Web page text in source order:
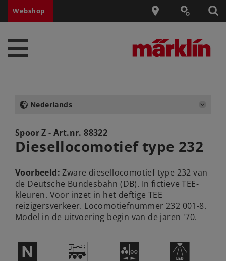
Webshop
Nederlands
Spoor Z - Art.nr.88322
Diesellocomotief type 232
Voorbeeld: Zware diesellocomotief type 232 van
de Deutsche Bundesbahn (DB). In fictieve TEE-
kleuren. Voor inzet in het deftige TEE
reizigersverkeer. Locomotiefnummer 232 001-8.
Model in de uitvoering begin van de jaren '70.
$ / N +